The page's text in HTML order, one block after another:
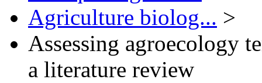
Agriculture biolog... >
Assessing agroecology
a literature review